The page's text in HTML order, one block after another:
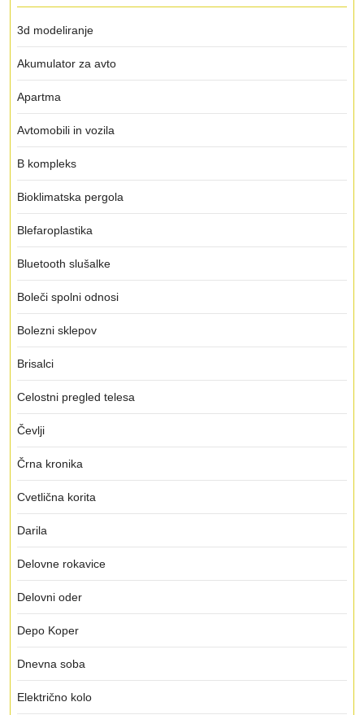
3d modeliranje
Akumulator za avto
Apartma
Avtomobili in vozila
B kompleks
Bioklimatska pergola
Blefaroplastika
Bluetooth slušalke
Boleči spolni odnosi
Bolezni sklepov
Brisalci
Celostni pregled telesa
Čevlji
Črna kronika
Cvetlična korita
Darila
Delovne rokavice
Delovni oder
Depo Koper
Dnevna soba
Električno kolo